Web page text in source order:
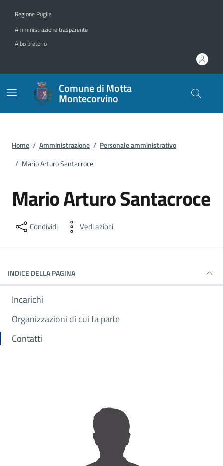
Regione Puglia
Amministrazione trasparente
Albo pretorio
Comune di Motta
Montecorvino
Home / Amministrazione / Personale amministrativo
/ Mario Arturo Santacroce
Mario Arturo Santacroce
Condividi Vedi azioni
INDICE DELLA PAGINA
Incarichi
Organizzazioni di cui fa parte
Contatti